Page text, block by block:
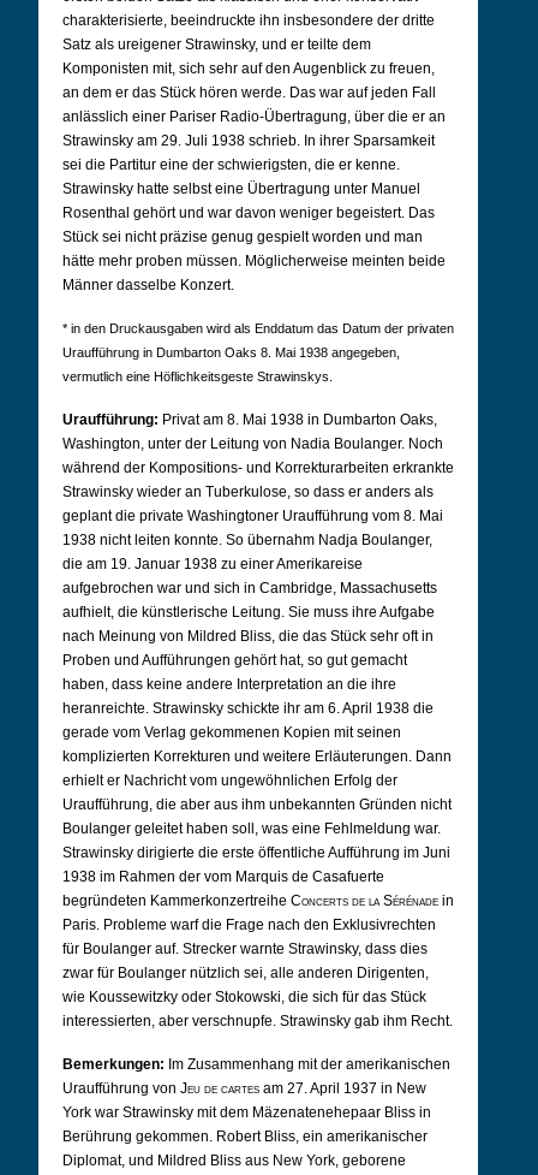
charakterisierte, beeindruckte ihn insbesondere der dritte
Satz als ureigener Strawinsky, und er teilte dem
Komponisten mit, sich sehr auf den Augenblick zu freuen,
an dem er das Stück hören werde. Das war auf jeden Fall
anlässlich einer Pariser Radio-Übertragung, über die er an
Strawinsky am 29. Juli 1938 schrieb. In ihrer Sparsamkeit
sei die Partitur eine der schwierigsten, die er kenne.
Strawinsky hatte selbst eine Übertragung unter Manuel
Rosenthal gehört und war davon weniger begeistert. Das
Stück sei nicht präzise genug gespielt worden und man
hätte mehr proben müssen. Möglicherweise meinten beide
Männer dasselbe Konzert.
* in den Druckausgaben wird als Enddatum das Datum der privaten
Uraufführung in Dumbarton Oaks 8. Mai 1938 angegeben,
vermutlich eine Höflichkeitsgeste Strawinskys.
Uraufführung: Privat am 8. Mai 1938 in Dumbarton Oaks,
Washington, unter der Leitung von Nadia Boulanger. Noch
während der Kompositions- und Korrekturarbeiten erkrankte
Strawinsky wieder an Tuberkulose, so dass er anders als
geplant die private Washingtoner Uraufführung vom 8. Mai
1938 nicht leiten konnte. So übernahm Nadja Boulanger,
die am 19. Januar 1938 zu einer Amerikareise
aufgebrochen war und sich in Cambridge, Massachusetts
aufhielt, die künstlerische Leitung. Sie muss ihre Aufgabe
nach Meinung von Mildred Bliss, die das Stück sehr oft in
Proben und Aufführungen gehört hat, so gut gemacht
haben, dass keine andere Interpretation an die ihre
heranreichte. Strawinsky schickte ihr am 6. April 1938 die
gerade vom Verlag gekommenen Kopien mit seinen
komplizierten Korrekturen und weitere Erläuterungen. Dann
erhielt er Nachricht vom ungewöhnlichen Erfolg der
Uraufführung, die aber aus ihm unbekannten Gründen nicht
Boulanger geleitet haben soll, was eine Fehlmeldung war.
Strawinsky dirigierte die erste öffentliche Aufführung im Juni
1938 im Rahmen der vom Marquis de Casafuerte
begründeten Kammerkonzertreihe Concerts de la Sérénade in
Paris. Probleme warf die Frage nach den Exklusivrechten
für Boulanger auf. Strecker warnte Strawinsky, dass dies
zwar für Boulanger nützlich sei, alle anderen Dirigenten,
wie Koussewitzky oder Stokowski, die sich für das Stück
interessierten, aber verschnupfe. Strawinsky gab ihm Recht.
Bemerkungen: Im Zusammenhang mit der amerikanischen
Uraufführung von Jeu de cartes am 27. April 1937 in New
York war Strawinsky mit dem Mäzenatenehepaar Bliss in
Berührung gekommen. Robert Bliss, ein amerikanischer
Diplomat, und Mildred Bliss aus New York, geborene